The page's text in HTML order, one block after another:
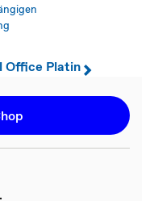
Office Platin